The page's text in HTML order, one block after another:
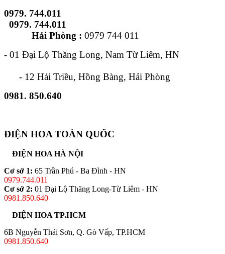
0979. 744.011
0979. 744.011
Hải Phòng : 0979 744 011
- 01 Đại Lộ Thăng Long, Nam Từ Liêm, HN
- 12 Hải Triều, Hồng Bàng, Hải Phòng
0981. 850.640
ĐIỆN HOA TOÀN QUỐC
ĐIỆN HOA HÀ NỘI
Cơ sở 1: 65 Trần Phú - Ba Đình - HN
0979.744.011
Cơ sở 2: 01 Đại Lộ Thăng Long-Từ Liêm - HN
0981.850.640
ĐIỆN HOA TP.HCM
6B Nguyễn Thái Sơn, Q. Gò Vấp, TP.HCM
0981.850.640